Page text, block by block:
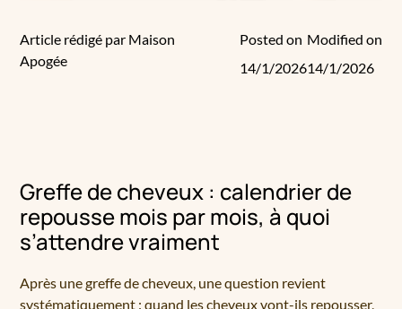
Article rédigé par Maison
Apogée
Posted on
14/1/2026
Modified on
14/1/2026
Greffe de cheveux : calendrier de
repousse mois par mois, à quoi
s’attendre vraiment
Après une greffe de cheveux, une question revient
systématiquement : quand les cheveux vont-ils repousser,